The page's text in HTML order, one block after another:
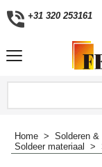
+31 320 253161
Home > Solderen &
Soldeer materiaal
>